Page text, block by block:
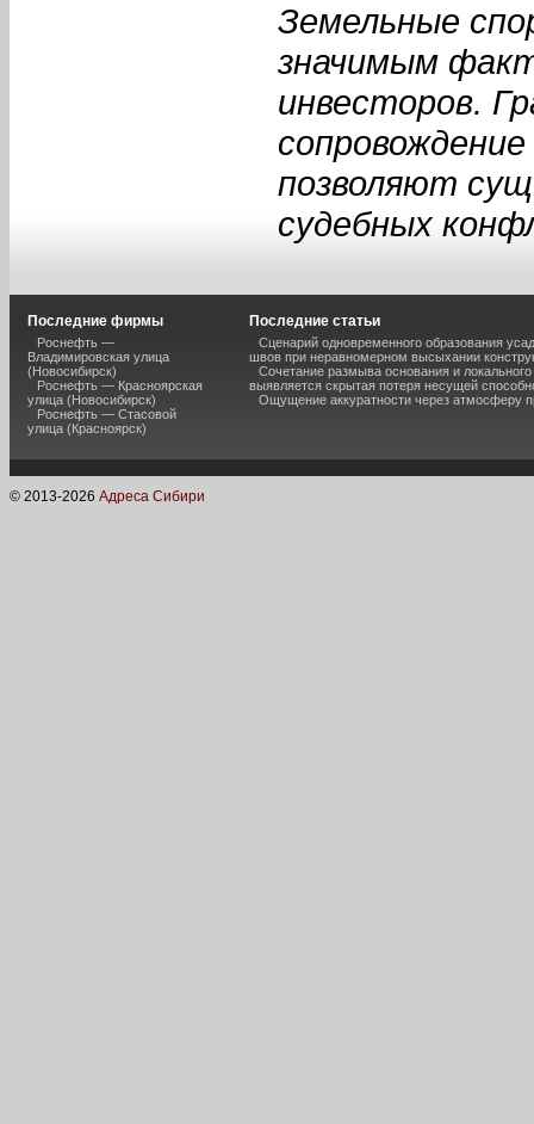
Земельные
значимым
инвесторов.
позволяют
судебных
Последние фирмы
Роснефть —
Владимировская улица
(Новосибирск)
Роснефть — Красноярская
улица (Новосибирск)
Роснефть — Стасовой
улица (Красноярск)
Последние статьи
Сценарий одновременного образования
швов при неравномерном высыхании
Сочетание размыва основания и
выявляется скрытая потеря несущей
Ощущение аккуратности через атмосферу
© 2013-2026 Адреса Сибири